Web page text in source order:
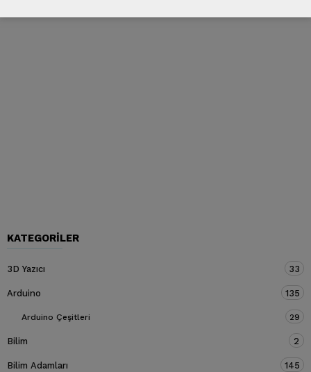
KATEGORILER
3D Yazıcı 33
Arduino 135
Arduino Çeşitleri 29
Bilim 2
Bilim Adamları 145